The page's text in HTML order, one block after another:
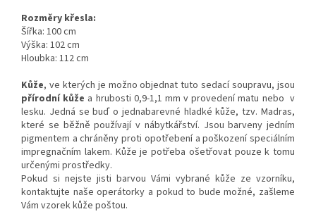
Rozměry křesla:
Šířka: 100 cm
Výška: 102 cm
Hloubka: 112 cm
Kůže, ve kterých je možno objednat tuto sedací soupravu, jsou
přírodní kůže a hrubosti 0,9-1,1 mm v provedení matu nebo v
lesku. Jedná se buď o jednabarevné hladké kůže, tzv. Madras,
které se běžně používají v nábytkářství. Jsou barveny jedním
pigmentem a chráněny proti opotřebení a poškození speciálním
impregnačním lakem. Kůže je potřeba ošetřovat pouze k tomu
určenými prostředky.
Pokud si nejste jisti barvou Vámi vybrané kůže ze vzorníku,
kontaktujte naše operátorky a pokud to bude možné, zašleme
Vám vzorek kůže poštou.